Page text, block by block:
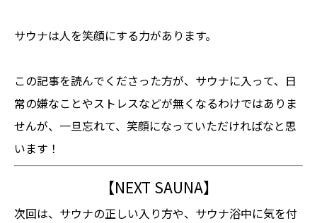
サウナは人を笑顔にする力があります。
この記事を読んでくださった方が、サウナに入って、日
常の嫌なことやストレスなどが無くなるわけではありま
せんが、一旦忘れて、笑顔になっていただければなと思
います！
【NEXT SAUNA】
次回は、サウナの正しい入り方や、サウナ浴中に気を付